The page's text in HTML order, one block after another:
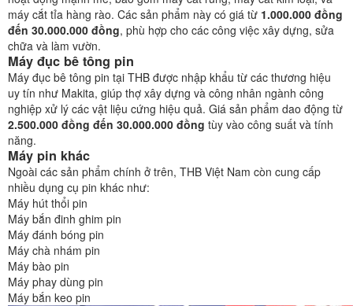
máy cắt tỉa hàng rào. Các sản phẩm này có giá từ 1.000.000 đồng
đến 30.000.000 đồng, phù hợp cho các công việc xây dựng, sửa
chữa và làm vườn.
Máy đục bê tông pin
Máy đục bê tông pin tại THB được nhập khẩu từ các thương hiệu
uy tín như Makita, giúp thợ xây dựng và công nhân ngành công
nghiệp xử lý các vật liệu cứng hiệu quả. Giá sản phẩm dao động từ
2.500.000 đồng đến 30.000.000 đồng tùy vào công suất và tính
năng.
Máy pin khác
Ngoài các sản phẩm chính ở trên, THB Việt Nam còn cung cấp
nhiều dụng cụ pin khác như:
Máy hút thổi pin
Máy bắn đinh ghim pin
Máy đánh bóng pin
Máy chà nhám pin
Máy bào pin
Máy phay dùng pin
Máy bắn keo pin